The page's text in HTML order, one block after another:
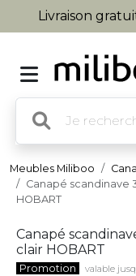
Livraison
Meubles Miliboo
Canapé scandinave
HOBART
Canapé
clair HOBART
Promotion valable